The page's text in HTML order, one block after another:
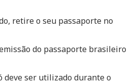
retire o seu passaporte no
do passaporte brasileiro
deve ser utilizado durante o